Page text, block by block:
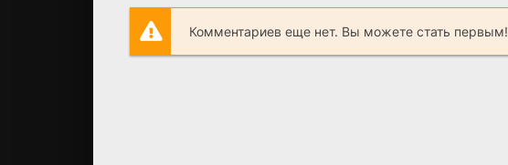
Комментариев еще нет. Вы можете стать первым!